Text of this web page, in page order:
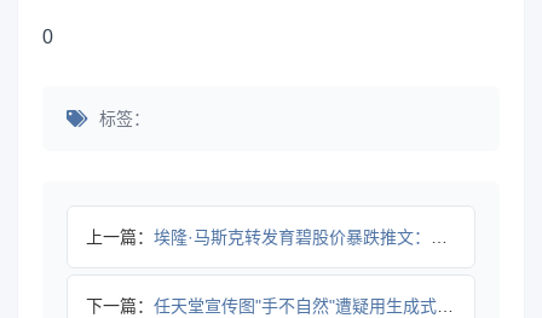
0
标签：
上一篇： 埃隆·马斯克转发育碧股价暴跌推文：觉醒 然后破产
下一篇： 任天堂宣传图"手不自然"遭疑用生成式AI 官方出面否认